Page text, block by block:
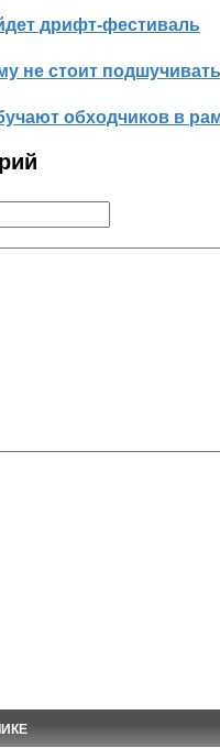
дрифт-фестиваль
не стоит
обходчиков в